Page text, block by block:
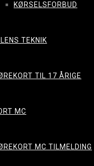
KØRSELSFORBUD
TEKNIK
TIL 17 ÅRIGE
MC
MC TILMELDING